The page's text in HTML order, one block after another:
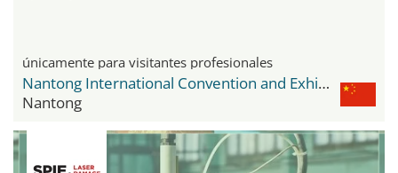
únicamente para visitantes profesionales
Nantong International Convention and Exhibition Center
Nantong